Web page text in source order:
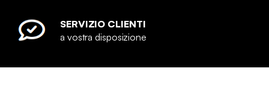
SERVIZIO CLIENTI
a vostra disposizione